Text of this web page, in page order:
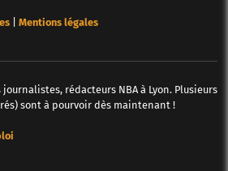
| Mentions légales
rédacteurs NBA à Lyon. Plusieurs
sont à pourvoir dès maintenant !